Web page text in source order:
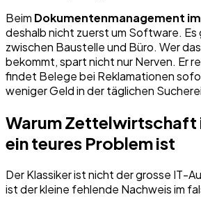
Beim Dokumentenmanagement
deshalb nicht zuerst um Software. Es
zwischen Baustelle und Büro. Wer
bekommt, spart nicht nur Nerven. Er
findet Belege bei Reklamationen
weniger Geld in der täglichen
Warum Zettelwirtschaft
ein teures Problem ist
Der Klassiker ist nicht der grosse IT-
ist der kleine fehlende Nachweis im